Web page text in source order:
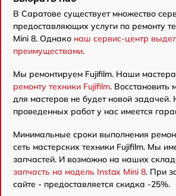
В Саратове существует множество
предоставляющих услуги по ремонту
Mini 8. Однако наш сервис-центр
преимуществами.
Мы ремонтируем Fujifilm. Наши
ремонту техники Fujifilm. Восстановить
для мастеров не будет новой
проведенных работ у нас имеется
Минимальные сроки выполнения
сеть мастерских техники Fujifilm. Мы
запчастей. И возможно на наших
запчасть на модель Instax Mini 8. При
сайте - предоставляется скидка -25%.